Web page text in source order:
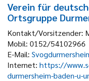
Verein für
Ortsgruppe
Kontakt/Vorsitzender:
Mobil: 0152/54102966
E-Mail:
Internet: https://
durmersheim-baden-u-